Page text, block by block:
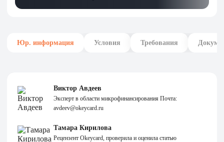
Юр. информация Условия Требования
Виктор Авдеев
Эксперт в области микрофинансирования Почта:
avdeev@okeycard.ru
Тамара Кирилова
Рецензент Okeycard, проверила и оценила статью